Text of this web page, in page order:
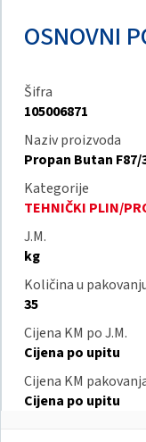
OSNOVNI
Šifra
105006871
Naziv proizvoda
Propan Butan F87/
Kategorije
TEHNIČKI PLIN/
J.M.
kg
Količina u
35
Cijena KM po J.M.
Cijena po upitu
Cijena KM
Cijena po upitu